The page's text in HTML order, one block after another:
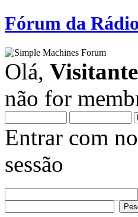
Fórum da Rádio
Olá, Visitante
não for
Entrar com
sessão